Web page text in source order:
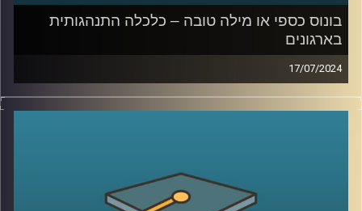
בונוס כספי או מילה טובה – כלכלה התנהגותית
בארגונים
17/07/2024
דמיינו את התרחיש הבא:
אתם בעבודה שלכם עובדים קשה – ופתאום הבוס שלכם
ככל הנראה רובכם תופתעו לשמוע שהתשובה היא דווקא לא
כסף מזומן. מהמחקרים, שערך הפסיכולוג ד"ר גיא הוכמן